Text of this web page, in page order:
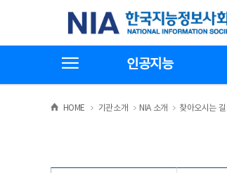
기
한국지능정보사회진흥원
인공지능
HOME >
기관소개 >NIA 소개 >
찾아오시는 길